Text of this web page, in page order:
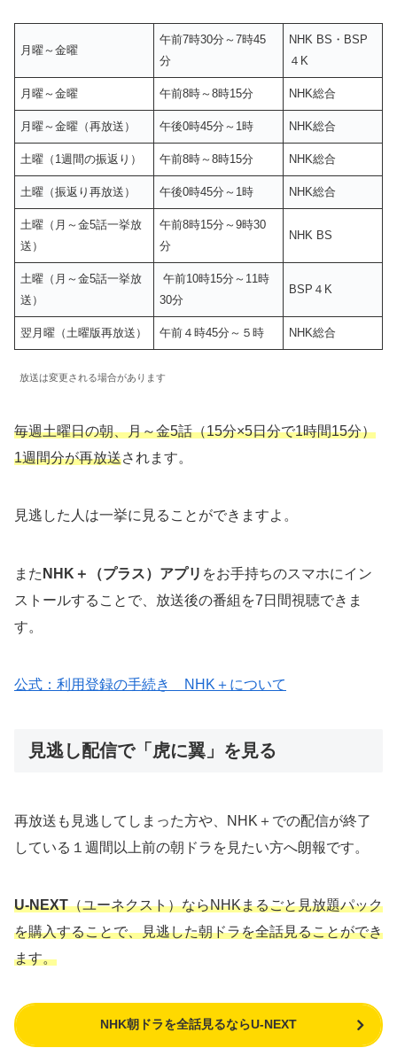
月曜～金曜
午前7時30分～7時45
分
NHK BS・BSP
４K
月曜～金曜 午前8時～8時15分 NHK総合
月曜～金曜（再放送） 午後0時45分～1時 NHK総合
土曜（1週間の振返り） 午前8時～8時15分 NHK総合
土曜（振返り再放送） 午後0時45分～1時 NHK総合
土曜（月～金5話一挙放
送）
午前8時15分～9時30
分
NHK BS
土曜（月～金5話一挙放
送）
午前10時15分～11時
30分
BSP４K
翌月曜（土曜版再放送） 午前４時45分～５時 NHK総合
放送は変更される場合があります
毎週土曜日の朝、月～金5話（15分×5日分で1時間15分）
1週間分が再放送されます。
見逃した人は一挙に見ることができますよ。
また NHK＋（プラス）アプリ をお手持ちのスマホにイン
ストールすることで、放送後の番組を7日間視聴できま
す。
公式：利用登録の手続き NHK＋について
見逃し配信で「虎に翼」を見る
再放送も見逃してしまった方や、NHK＋での配信が終了
している１週間以上前の朝ドラを見たい方へ朗報です。
U-NEXT（ユーネクスト）ならNHKまるごと見放題パック
を購入することで、見逃した朝ドラを全話見ることができ
ます。
NHK朝ドラを全話見るならU-NEXT